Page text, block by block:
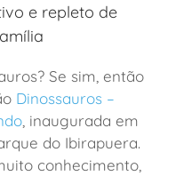
e repleto de
Se sim, então
Dinossauros –
, inaugurada em
do Ibirapuera.
conhecimento,